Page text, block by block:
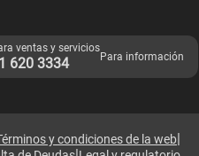
ventas y servicios
620 3334 Para información
y condiciones de la web|